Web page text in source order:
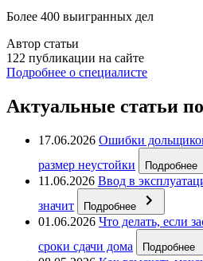
Более 400 выигранных дел
Автор статьи
122 публикации на сайте
Подробнее о специалисте
Актуальные статьи
17.06.2026 Ошибки
размер неустойки
Подробнее
11.06.2026 Ввод в
значит
Подробнее
01.06.2026 Что делать, если
сроки сдачи дома
Подробнее